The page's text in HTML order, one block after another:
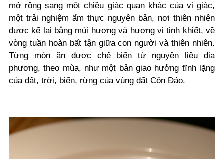
mở rộng sang một chiều giác quan khác của vị giác,
một trải nghiệm ẩm thực nguyên bản, nơi thiên nhiên
được kể lại bằng mùi hương và hương vị tinh khiết, về
vòng tuần hoàn bất tận giữa con người và thiên nhiên.
Từng món ăn được chế biến từ nguyên liệu địa
phương, theo mùa, như một bản giao hưởng tĩnh lặng
của đất, trời, biển, rừng của vùng đất Côn Đảo.